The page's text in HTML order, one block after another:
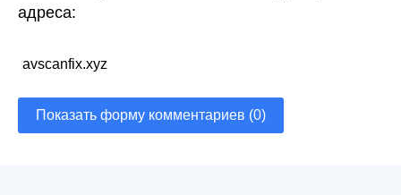
адреса:
avscanfix.xyz
Показать форму комментариев (0)